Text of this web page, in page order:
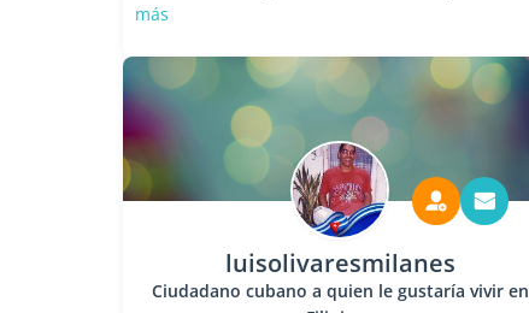
más
luisolivaresmilanes
Ciudadano cubano a quien le gustaría vivir en